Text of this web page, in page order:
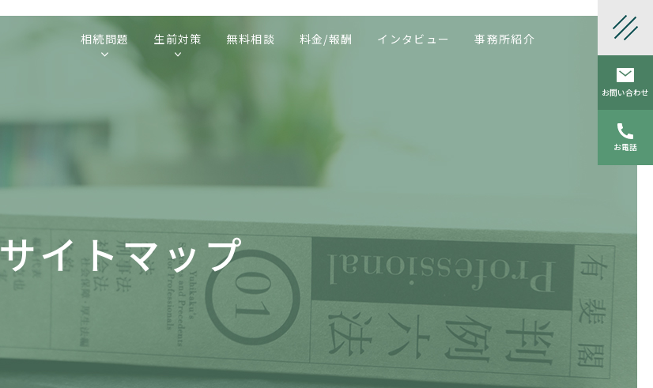
相続問題 生前対策 無料相談 料金/報酬 インタビュー 事務所紹介
サイトマップ
お問い合わせ
お電話